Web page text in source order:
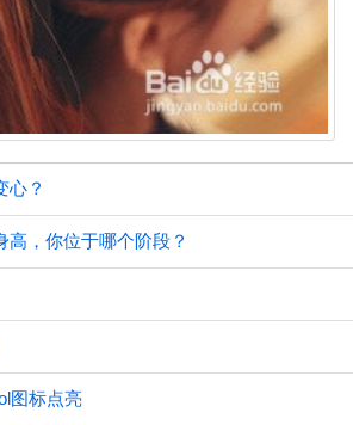
心？
，你位于哪个阶段？
图标点亮